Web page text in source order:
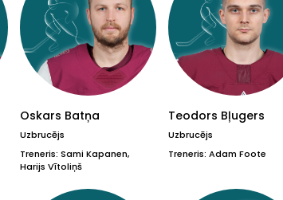
Oskars Batņa
Uzbrucējs
Treneris: Sami Kapanen,
Harijs Vītoliņš
Teodors Bļugers
Uzbrucējs
Treneris: Adam Foote